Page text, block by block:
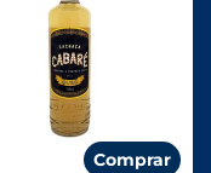
Comprar